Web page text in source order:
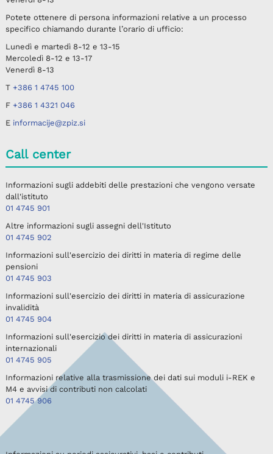
Potete ottenere di persona informazioni relative a un processo
specifico chiamando durante l’orario di ufficio:
Lunedì e martedì 8-12 e 13-15
Mercoledì 8-12 e 13-17
Venerdì 8-13
T +386 1 4745 100
F +386 1 4321 046
E informacije@zpiz.si
Call center
Informazioni sugli addebiti delle prestazioni che vengono versate
dall'istituto
01 4745 901
Altre informazioni sugli assegni dell'Istituto
01 4745 902
Informazioni sull'esercizio dei diritti in materia di regime delle
pensioni
01 4745 903
Informazioni sull'esercizio dei diritti in materia di assicurazione
invalidità
01 4745 904
Informazioni sull'esercizio dei diritti in materia di assicurazioni
internazionali
01 4745 905
Informazioni relative alla trasmissione dei dati sui moduli i-REK e
M4 e avvisi di contributi non calcolati
01 4745 906